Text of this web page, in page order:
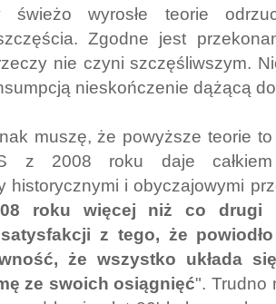
świeżo wyrosłe teorie
Zgodne jest
nie czyni szczęśliwszym.
nieskończenie dążącą
muszę, że powyższe teorie
z 2008 roku daje
historycznymi i obyczajowymi
roku więcej niż co drugi
satysfakcji z tego, że
że wszystko układa
ze swoich osiągnięć". Trudno